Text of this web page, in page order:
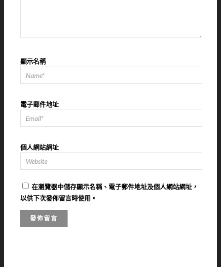
顯示名稱
電子郵件地址
個人網站網址
在瀏覽器中儲存顯示名稱、電子郵件地址及個人網站網址，
以供下次發佈留言時使用。